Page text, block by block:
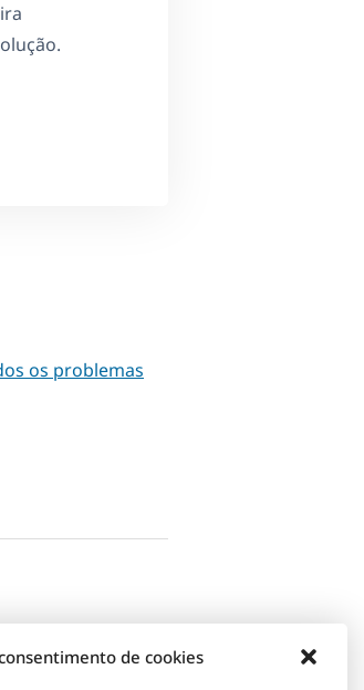
de cookies
os problemas